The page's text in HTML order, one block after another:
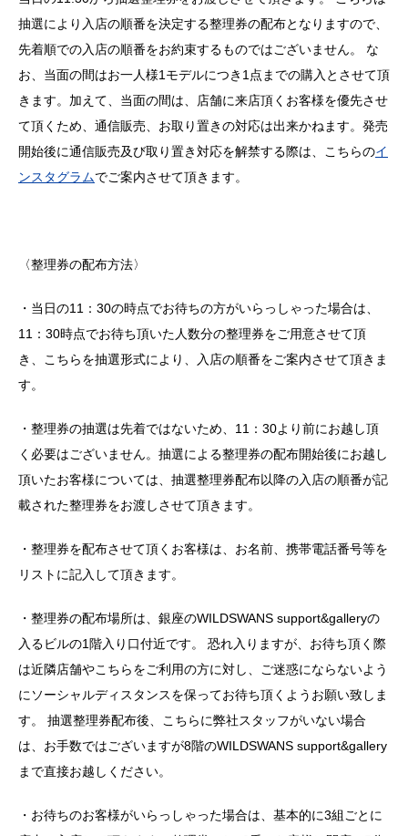
抽選により入店の順番を決定する整理券の配布となりますので、
先着順での入店の順番をお約束するものではございません。 な
お、当面の間はお一人様1モデルにつき1点までの購入とさせて頂
きます。加えて、当面の間は、店舗に来店頂くお客様を優先させ
て頂くため、通信販売、お取り置きの対応は出来かねます。発売
開始後に通信販売及び取り置き対応を解禁する際は、こちらのイ
ンスタグラムでご案内させて頂きます。
〈整理券の配布方法〉
・当日の11：30の時点でお待ちの方がいらっしゃった場合は、
11：30時点でお待ち頂いた人数分の整理券をご用意させて頂
き、こちらを抽選形式により、入店の順番をご案内させて頂きま
す。
・整理券の抽選は先着ではないため、11：30より前にお越し頂
く必要はございません。抽選による整理券の配布開始後にお越し
頂いたお客様については、抽選整理券配布以降の入店の順番が記
載された整理券をお渡しさせて頂きます。
・整理券を配布させて頂くお客様は、お名前、携帯電話番号等を
リストに記入して頂きます。
・整理券の配布場所は、銀座のWILDSWANS support&galleryの
入るビルの1階入り口付近です。 恐れ入りますが、お待ち頂く際
は近隣店舗やこちらをご利用の方に対し、ご迷惑にならないよう
にソーシャルディスタンスを保ってお待ち頂くようお願い致しま
す。 抽選整理券配布後、こちらに弊社スタッフがいない場合
は、お手数ではございますが8階のWILDSWANS support&gallery
まで直接お越しください。
・お待ちのお客様がいらっしゃった場合は、基本的に3組ごとに